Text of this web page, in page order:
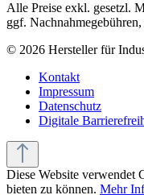
Alle Preise exkl. gesetzl.
ggf.
© 2026 Hersteller für
Kontakt
Impressum
Datenschutz
Digitale
Diese Website verwendet
bieten zu können. Mehr